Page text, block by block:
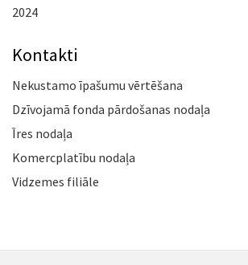
2024
Kontakti
Nekustamo īpašumu vērtēšana
Dzīvojamā fonda pārdošanas nodaļa
Īres nodaļa
Komercplatību nodaļa
Vidzemes filiāle